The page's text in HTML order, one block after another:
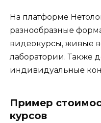
На платформе
разнообразные
видеокурсы, живые
лаборатории. Также
индивидуальные
Пример
курсов